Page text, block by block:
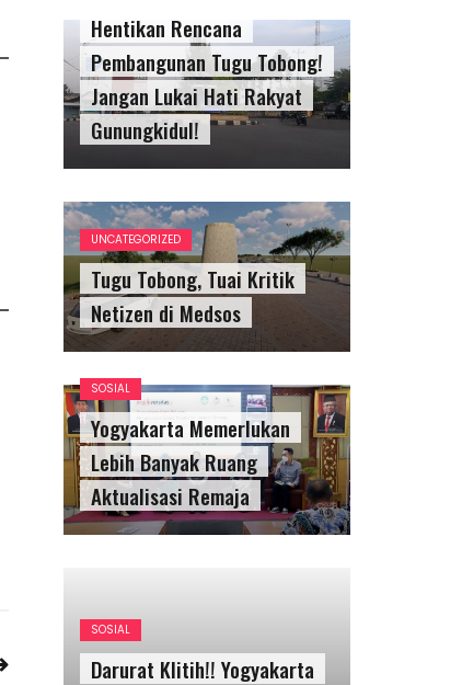
Hentikan Rencana
Pembangunan Tugu Tobong!
Jangan Lukai Hati Rakyat
Gunungkidul!
UNCATEGORIZED
Tugu Tobong, Tuai Kritik
Netizen di Medsos
SOSIAL
Yogyakarta Memerlukan
Lebih Banyak Ruang
Aktualisasi Remaja
SOSIAL
Darurat Klitih!! Yogyakarta